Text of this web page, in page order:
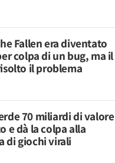
Fallen era diventato
colpa di un bug, ma il
il problema
70 miliardi di valore
e dà la colpa alla
di giochi virali